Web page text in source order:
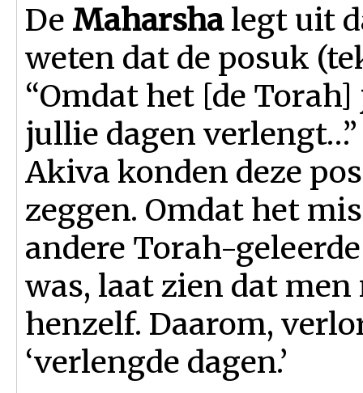
De Maharshalegt uit
weten dat de posuk
“Omdat het [de
jullie dagen
Akiva konden deze
zeggen. Omdat het
andere Torah-
was, laat zien dat
henzelf. Daarom,
‘verlengde dagen.’